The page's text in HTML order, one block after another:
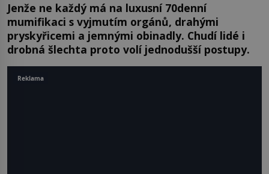
Jenže ne každý má na luxusní 70denní
mumifikaci s vyjmutím orgánů, drahými
pryskyřicemi a jemnými obinadly. Chudí lidé i
drobná šlechta proto volí jednodušší postupy.
Reklama